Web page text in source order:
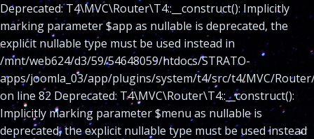
Deprecated: T4\MVC\Router\T4::__construct(): Implicitly
marking parameter $app as nullable is deprecated, the
explicit nullable type must be used instead in
/mnt/web624/d3/59/54648059/htdocs/STRATO-
apps/joomla_03/app/plugins/system/t4/src/t4/MVC/
on line 82 Deprecated: T4\MVC\Router\T4::__construct():
Implicitly marking parameter $menu as nullable is
deprecated, the explicit nullable type must be used instead